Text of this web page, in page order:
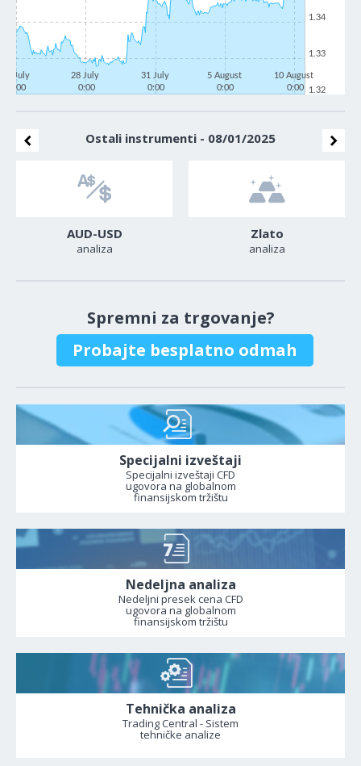
23 July
0:00
28 July
0:00
31 July
0:00
5 August
0:00
10 August
0:00
1.32
1.33
1.34
Ostali instrumenti - 08/01/2025
AUD-USD
analiza
Zlato
analiza
Spremni za trgovanje?
Probajte besplatno odmah
Specijalni izveštaji
Specijalni izveštaji CFD
ugovora na globalnom
finansijskom tržištu
Nedeljna analiza
Nedeljni presek cena CFD
ugovora na globalnom
finansijskom tržištu
Tehnička analiza
Trading Central - Sistem
tehničke analize